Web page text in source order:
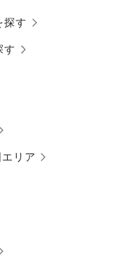
探す
す
エリア